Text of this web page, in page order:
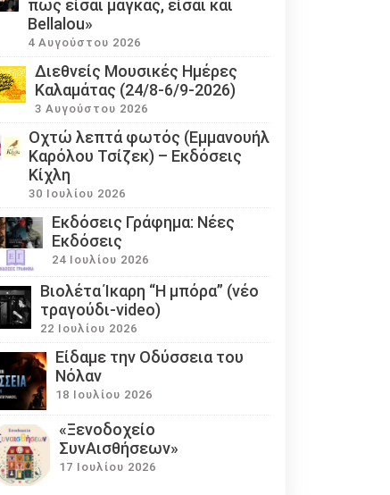
πως είσαι μάγκας, είσαι και
Bellalou»
4 Αυγούστου 2026
Διεθνείς Μουσικές Ημέρες
Καλαμάτας (24/8-6/9-2026)
3 Αυγούστου 2026
Οχτώ λεπτά φωτός (Εμμανουήλ
Καρόλου Τσίζεκ) – Εκδόσεις
Κίχλη
30 Ιουλίου 2026
Εκδόσεις Γράφημα: Νέες
Εκδόσεις
24 Ιουλίου 2026
Βιολέτα Ίκαρη “Η μπόρα” (νέο
τραγούδι-video)
22 Ιουλίου 2026
Eίδαμε την Οδύσσεια του
Νόλαν
18 Ιουλίου 2026
«Ξενοδοχείο
ΣυνΑισθήσεων»
17 Ιουλίου 2026